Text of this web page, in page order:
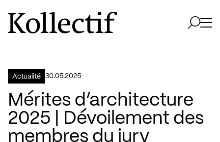
Aller à la page d'accueil
Logo Kollectif
Actualité 30.05.2025
Mérites d’architecture
2025 | Dévoilement des
membres du jury